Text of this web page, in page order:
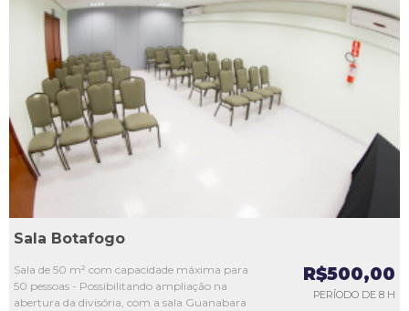
L1
L2
L3
L4
Sala Botafogo
Sala de 50 m² com capacidade máxima para
50 pessoas - Possibilitando ampliação na
abertura da divisória, com a sala Guanabara
R$500,00
PERÍODO DE 8 H